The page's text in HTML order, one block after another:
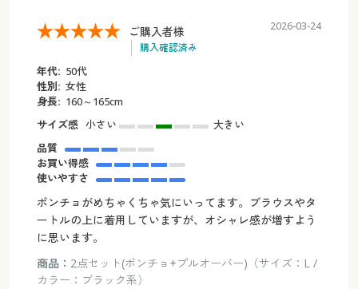
ご購入者様
購入確認済み
2026-03-24
年代: 50代
性別: 女性
身長: 160～165cm
サイズ感 小さい
大きい
品質
お買い得感
使いやすさ
ポンチョがめちゃくちゃ気にいってます。ブラウスやタ
ートルの上に着用していますが、オシャレ感が増すよう
に思います。
商品： 2点セット(ポンチョ+プルオーバー)（サイズ：L /
カラー：ブラック系）